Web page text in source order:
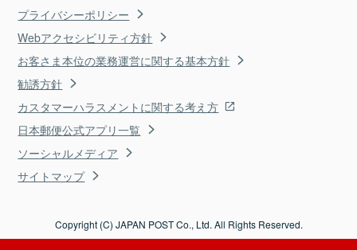
プライバシーポリシー
Webアクセシビリティ方針
お客さま本位の業務運営に関する基本方針
勧誘方針
カスタマーハラスメントに関する考え方
日本郵便公式アプリ一覧
ソーシャルメディア
サイトマップ
Copyright (C) JAPAN POST Co., Ltd. All Rights Reserved.